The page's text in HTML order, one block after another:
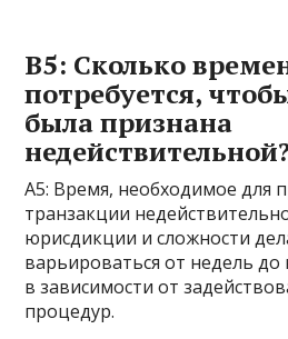
В5: Сколько
потребуется,
была признана
A5: Время, необходимое для
транзакции
юрисдикции и сложности
варьироваться от недель до
в зависимости от
процедур.